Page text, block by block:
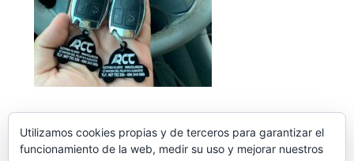
Utilizamos cookies propias y de terceros para garantizar el
funcionamiento de la web, medir su uso y mejorar nuestros